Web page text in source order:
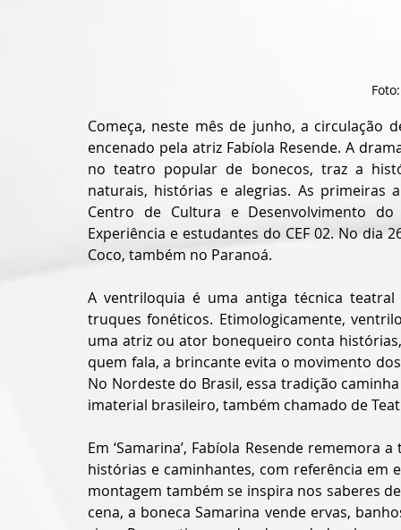
Começa, neste mês de junho, a circulação
encenado pela atriz Fabíola Resende. A
no teatro popular de bonecos, traz a
naturais, histórias e alegrias. As primeiras
Centro de Cultura e Desenvolvimento
Experiência e estudantes do CEF 02. No dia
Coco, também no Paranoá.
A ventriloquia é uma antiga técnica
truques fonéticos. Etimologicamente,
uma atriz ou ator bonequeiro conta
quem fala, a brincante evita o movimento
No Nordeste do Brasil, essa tradição
imaterial brasileiro, também chamado de
Em ‘Samarina’, Fabíola Resende
histórias e caminhantes, com referência em
montagem também se inspira nos saberes
cena, a boneca Samarina vende ervas,